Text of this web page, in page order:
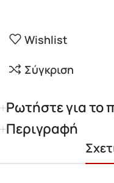
Wishlist
Σύγκριση
Ρωτήστε για το
Περιγραφή